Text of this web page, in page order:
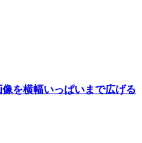
を横幅いっぱいまで広げる